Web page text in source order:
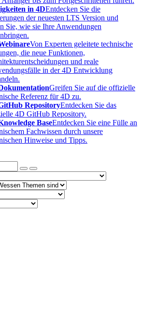
in 4DEntdecken Sie die
der neuesten LTS Version und
Sie, wie sie Ihre Anwendungen
Von Experten geleitete technische
die neue Funktionen,
und reale
in der 4D Entwicklung
Greifen Sie auf die offizielle
Referenz für 4D zu.
RepositoryEntdecken Sie das
4D GitHub Repository.
BaseEntdecken Sie eine Fülle an
Fachwissen durch unsere
Hinweise und Tipps.